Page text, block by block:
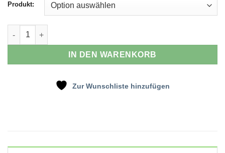
Produkt:
Beauty Basics - Pflegecreme Menge
IN DEN WARENKORB
Zur Wunschliste hinzufügen